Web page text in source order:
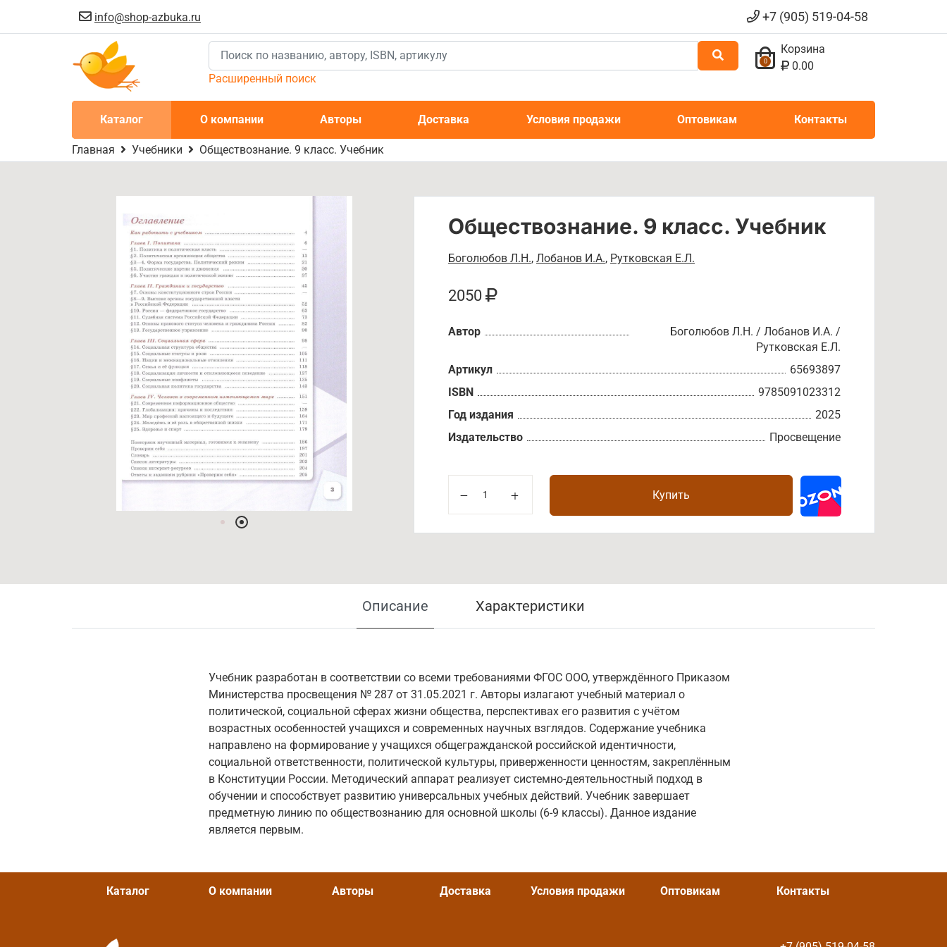
info@shop-azbuka.ru +7 (905) 519-04-58
Расширенный поиск
0
Корзина
0.00
Каталог О компании Авторы Доставка Условия продажи Оптовикам Контакты
Главная Учебники Обществознание. 9 класс. Учебник
Обществознание. 9 класс. Учебник
Боголюбов Л.Н., Лобанов И.А., Рутковская Е.Л.
2050
Автор
Боголюбов Л.Н. / Лобанов И.А. /
Рутковская Е.Л.
Артикул
65693897
ISBN
9785091023312
Год издания
2025
Издательство
Просвещение
Купить
Описание Характеристики
Учебник разработан в соответствии со всеми требованиями ФГОС ООО, утверждённого Приказом
Министерства просвещения № 287 от 31.05.2021 г. Авторы излагают учебный материал о
политической, социальной сферах жизни общества, перспективах его развития с учётом
возрастных особенностей учащихся и современных научных взглядов. Содержание учебника
направлено на формирование у учащихся общегражданской российской идентичности,
социальной ответственности, политической культуры, приверженности ценностям, закреплённым
в Конституции России. Методический аппарат реализует системно-деятельностный подход в
обучении и способствует развитию универсальных учебных действий. Учебник завершает
предметную линию по обществознанию для основной школы (6-9 классы). Данное издание
является первым.
Каталог О компании Авторы Доставка Условия продажи Оптовикам Контакты